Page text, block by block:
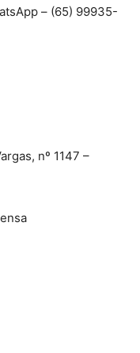
– (65) 99935-
nº 1147 –